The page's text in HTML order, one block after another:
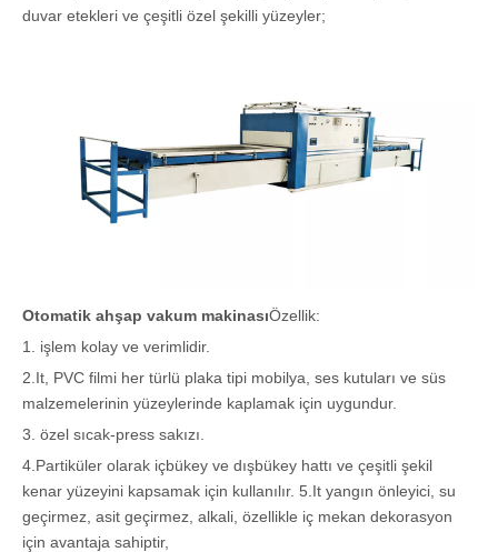
duvar etekleri ve çeşitli özel şekilli yüzeyler;
Otomatik ahşap vakum makinasıÖzellik:
1. işlem kolay ve verimlidir.
2.It, PVC filmi her türlü plaka tipi mobilya, ses kutuları ve süs
malzemelerinin yüzeylerinde kaplamak için uygundur.
3. özel sıcak-press sakızı.
4.Partiküler olarak içbükey ve dışbükey hattı ve çeşitli şekil
kenar yüzeyini kapsamak için kullanılır. 5.It yangın önleyici, su
geçirmez, asit geçirmez, alkali, özellikle iç mekan dekorasyon
için avantaja sahiptir,